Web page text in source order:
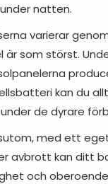
natten.
varierar
är som störst.
kan du
de dyrare
med ett
avbrott kan ditt
och